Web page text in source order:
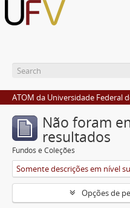
ATOM da Universidade Federal
Não foram
resultados
Fundos e Coleções
Somente descrições em nível
Opções de